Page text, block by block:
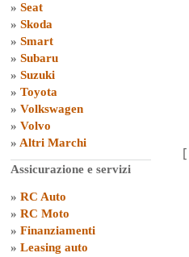
» Seat
» Skoda
» Smart
» Subaru
» Suzuki
» Toyota
» Volkswagen
» Volvo
» Altri Marchi
Assicurazione e servizi
» RC Auto
» RC Moto
» Finanziamenti
» Leasing auto
[